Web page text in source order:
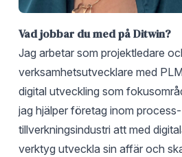
Vad jobbar du med på Ditwin?
Jag arbetar som projektledare
verksamhetsutvecklare med
digital utveckling som
jag hjälper företag inom
tillverkningsindustri att med
verktyg utveckla sin affär och